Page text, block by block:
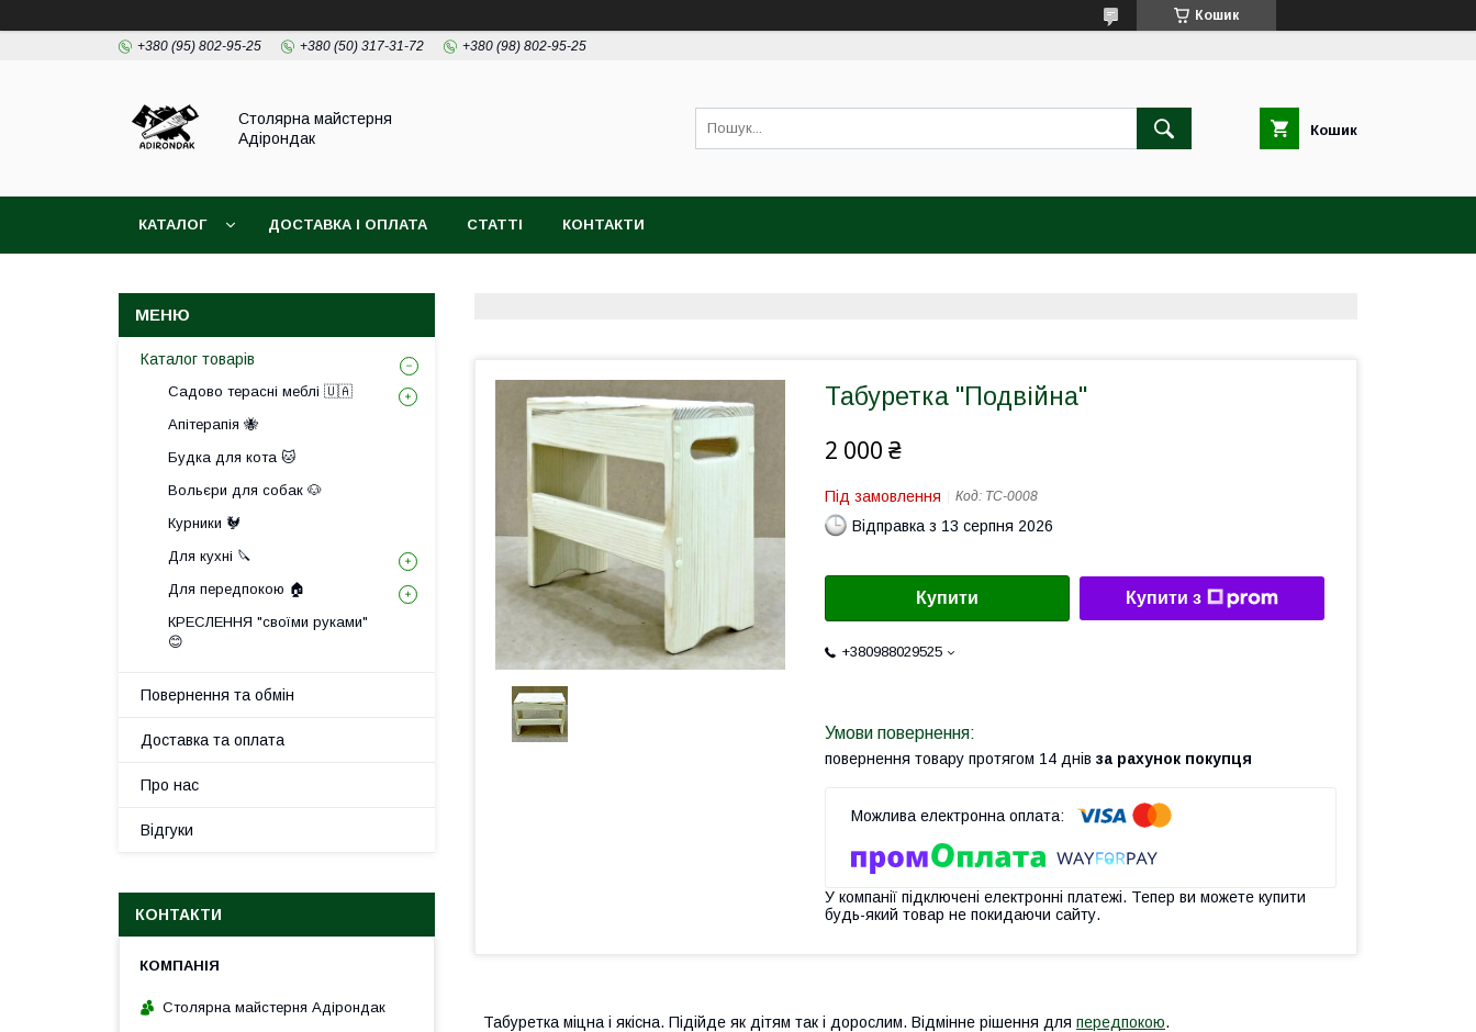
Кошик
+380 (95) 802-95-25 +380 (50) 317-31-72 +380 (98) 802-95-25
Столярна майстерня
Адірондак
Кошик
КАТАЛОГ ДОСТАВКА І ОПЛАТА СТАТТІ КОНТАКТИ
Табуретка "Подвійна"
2 000 ₴
Під замовлення Код: ТС-0008
Відправка з 13 серпня 2026
Купити Купити з
+380988029525
повернення товару протягом 14 днів за рахунок покупця
У компанії підключені електронні платежі. Тепер ви можете купити
будь-який товар не покидаючи сайту.
Табуретка міцна і якісна. Підійде як дітям так і дорослим. Відмінне рішення для передпокою.
Каталог товарів
Садово терасні меблі 🇺🇦
Апітерапія 🐝
Будка для кота 🐱
Вольєри для собак 🐶
Курники 🐓
Для кухні 🔪
Для передпокою 🏠
КРЕСЛЕННЯ "своїми руками"
😊
Повернення та обмін
Доставка та оплата
Про нас
Відгуки
КОНТАКТИ
Столярна майстерня Адірондак